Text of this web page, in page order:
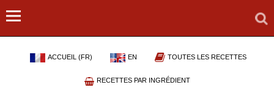
ACCUEIL (FR) EN TOUTES LES RECETTES
RECETTES PAR INGRÉDIENT